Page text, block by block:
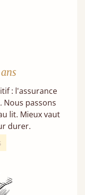
: l'assurance
Nous passons
lit. Mieux vaut
durer.